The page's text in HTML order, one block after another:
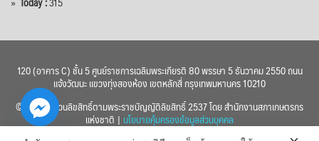
120 (อาคาร C) ชั้น 5 ศูนย์ราชการเฉลิมพระเกียรติ 80 พรรษา 5 ธันวาคม 2550 ถนน
แจ้งวัฒนะ แขวงทุ่งสองห้อง เขตหลักสี่ กรุงเทพมหานคร 10210
© 2560 สงวนลิขสิทธิ์ตามพระราชบัญญัติลิขสิทธิ์ 2537 โดย สำนักงานสภาเกษตรกร
แห่งชาติ | นโยบายคุ้มครองข้อมูลส่วนบุคคล